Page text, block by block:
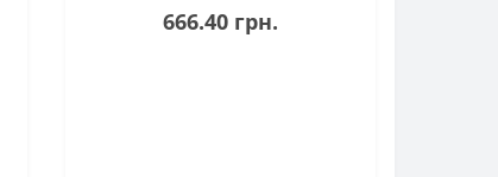
кофейных зерен, степень помола и
способ приготовления. Если сп..
666.40 грн.